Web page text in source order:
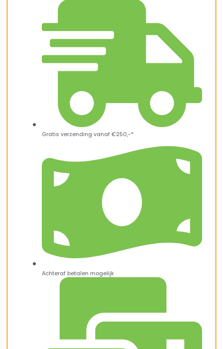
Gratis verzending vanaf €250,-*
Achteraf betalen mogelijk